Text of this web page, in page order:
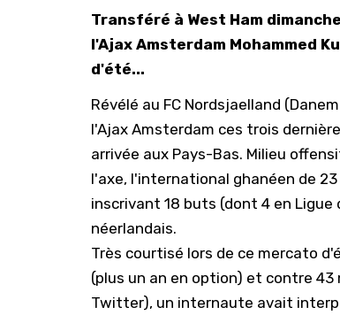
Transféré à West Ham
l'Ajax Amsterdam Mohammed
d'été...
Révélé au FC Nordsjaelland
l'Ajax Amsterdam ces trois
arrivée aux Pays-Bas. Milieu
l'axe, l'international ghanéen de
inscrivant 18 buts (dont 4 en
néerlandais.
Très courtisé lors de ce mercato
(plus un an en option) et contre 43
Twitter), un internaute avait